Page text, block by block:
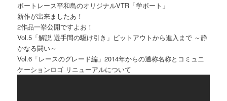
ボートレース平和島のオリジナルVTR「学ボート」
新作が出来ましたあ！
2作品一挙公開ですよお！
Vol.5「解説 選手間の駆け引き」ピットアウトから進入まで ～静
かなる闘い～
Vol.6「レースのグレード編」2014年からの通称名称とコミュニ
ケーションロゴ リニューアルについて